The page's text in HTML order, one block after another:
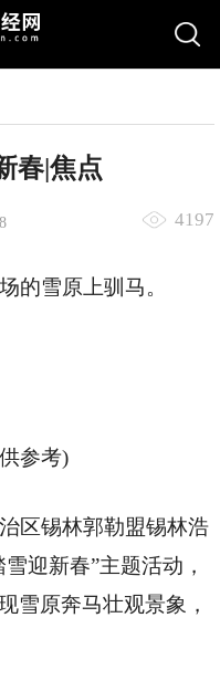
春|焦点
4197
的雪原上驯马。
参考)
区锡林郭勒盟锡林浩
迎新春”主题活动，
雪原奔马壮观景象，